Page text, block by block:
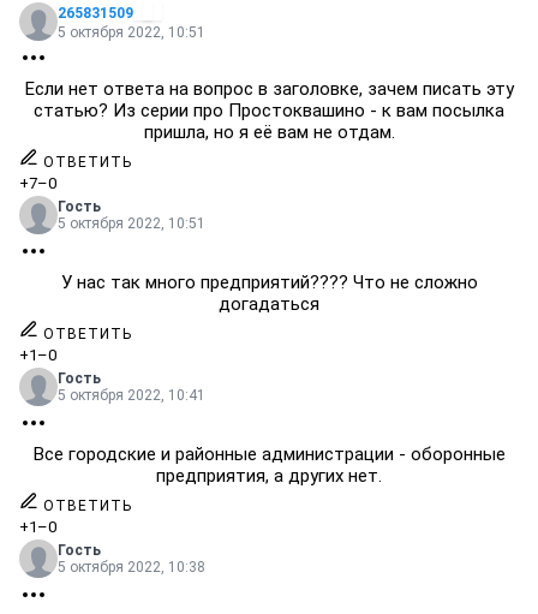
265831509
5 октября 2022, 10:51
Если нет ответа на вопрос в заголовке, зачем писать эту
статью? Из серии про Простоквашино - к вам посылка
пришла, но я её вам не отдам.
ОТВЕТИТЬ
+7–0
Гость
5 октября 2022, 10:51
У нас так много предприятий???? Что не сложно
догадаться
ОТВЕТИТЬ
+1 –0
Гость
5 октября 2022, 10:41
Все городские и районные администрации - оборонные
предприятия, а других нет.
ОТВЕТИТЬ
+1 –0
Гость
5 октября 2022, 10:38